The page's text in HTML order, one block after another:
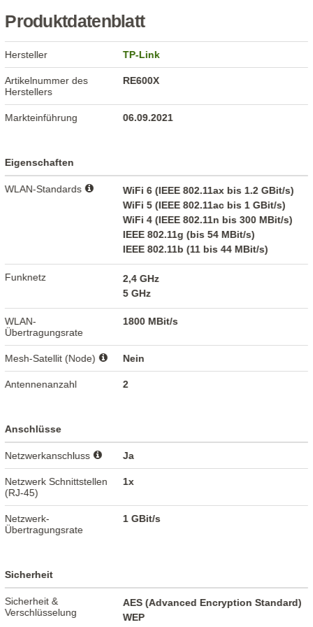
Produktdatenblatt
Hersteller TP-Link
Artikelnummer des
Herstellers
RE600X
Markteinführung 06.09.2021
Eigenschaften
WLAN-Standards
WiFi 6 (IEEE 802.11ax bis 1.2 GBit/s)
WiFi 5 (IEEE 802.11ac bis 1 GBit/s)
WiFi 4 (IEEE 802.11n bis 300 MBit/s)
IEEE 802.11g (bis 54 MBit/s)
IEEE 802.11b (11 bis 44 MBit/s)
Funknetz
2,4 GHz
5 GHz
WLAN-
Übertragungsrate
1800 MBit/s
Mesh-Satellit (Node) Nein
Antennenanzahl 2
Anschlüsse
Netzwerkanschluss Ja
Netzwerk Schnittstellen
(RJ-45)
1x
Netzwerk-
Übertragungsrate
1 GBit/s
Sicherheit
Sicherheit &
Verschlüsselung
AES (Advanced Encryption Standard)
WEP